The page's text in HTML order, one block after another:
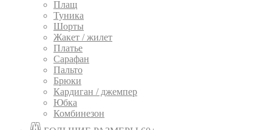
Плащ
Туника
Шорты
Жакет / жилет
Платье
Сарафан
Пальто
Брюки
Кардиган / джемпер
Юбка
Комбинезон